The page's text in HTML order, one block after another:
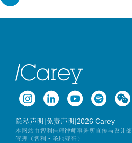
隐私声明|免责声明|2026 Carey
本网站由智利佳理律师事务所宣传与设计部
管理（智利·圣地亚哥）